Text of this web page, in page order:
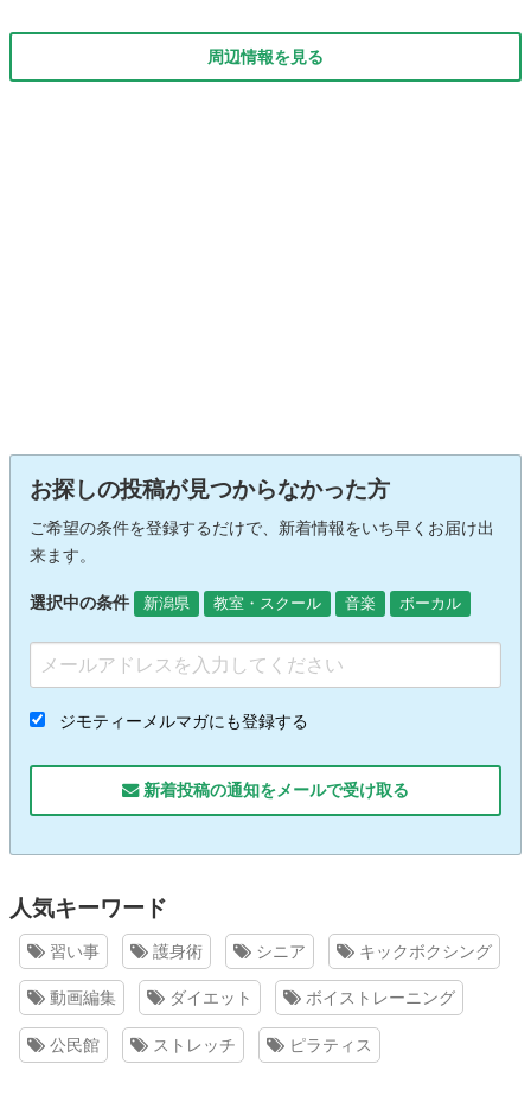
周辺情報を見る
お探しの投稿が見つからなかった方
ご希望の条件を登録するだけで、新着情報をいち早くお届け出
来ます。
選択中の条件 新潟県 教室・スクール 音楽 ボーカル
ジモティーメルマガにも登録する
新着投稿の通知をメールで受け取る
人気キーワード
習い事 護身術 シニア キックボクシング
動画編集 ダイエット ボイストレーニング
公民館 ストレッチ ピラティス